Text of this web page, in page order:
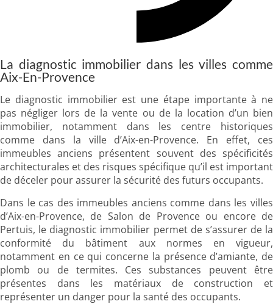
La diagnostic immobilier dans les villes comme
Aix-En-Provence
Le diagnostic immobilier est une étape importante à ne
pas négliger lors de la vente ou de la location d’un bien
immobilier, notamment dans les centre historiques
comme dans la ville d’Aix-en-Provence. En effet, ces
immeubles anciens présentent souvent des spécificités
architecturales et des risques spécifique qu’il est important
de déceler pour assurer la sécurité des futurs occupants.
Dans le cas des immeubles anciens comme dans les villes
d’Aix-en-Provence, de Salon de Provence ou encore de
Pertuis, le diagnostic immobilier permet de s’assurer de la
conformité du bâtiment aux normes en vigueur,
notamment en ce qui concerne la présence d’amiante, de
plomb ou de termites. Ces substances peuvent être
présentes dans les matériaux de construction et
représenter un danger pour la santé des occupants.